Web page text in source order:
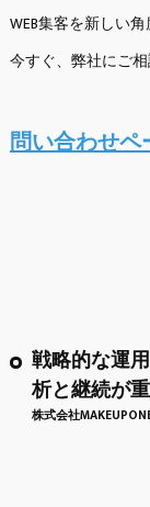
WEB集客を新しい
今すぐ、弊社にご相
問い合わせペ
戦略的な運
析と継続が
株式会社